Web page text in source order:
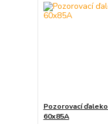
Pozorovací
60x85A